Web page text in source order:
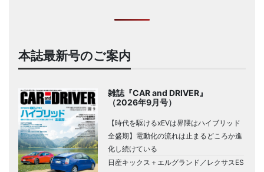
本誌最新号のご案内
雑誌『CAR and DRIVER』
（2026年9月号）
【時代を駆けるxEVは界隈はハイブリッド
全盛期】電動化の流れは止まるどころか進
化し続けている
日産キックス＋エルグランド／レクサスES